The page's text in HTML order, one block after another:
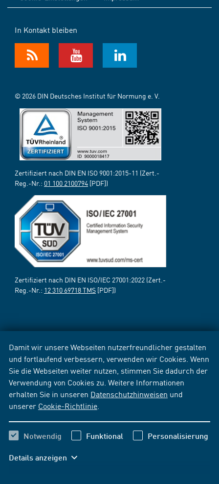
Damit wir unsere Webseiten nutzerfreundlicher gestalten
und fortlaufend verbessern, verwenden wir Cookies. Wenn
Sie die Webseiten weiter nutzen, stimmen Sie dadurch der
Verwendung von Cookies zu. Weitere Informationen
erhalten Sie in unseren Datenschutzhinweisen und
unserer Cookie-Richtlinie
Notwendig Funktional Personalisierung
Details anzeigen
In Kontakt bleiben
© 2026 DIN Deutsches Institut für Normung e. V.
Zertifiziert nach DIN EN ISO 9001:2015-11 (Zert.-
Reg.-Nr.: 01 100 2100794 [PDF])
Zertifiziert nach DIN EN ISO/IEC 27001:2022 (Zert.-
Reg.-Nr.: 12 310 69718 TMS [PDF])